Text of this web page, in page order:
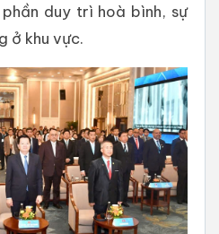
duy trì hoà bình, sự
ở khu vực.